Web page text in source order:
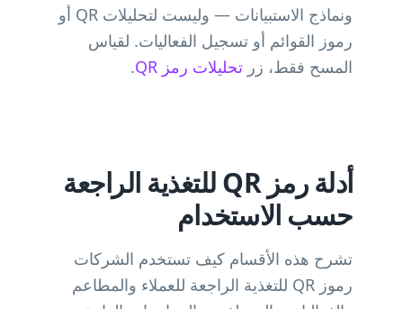
ونماذج الاستبيانات — وليست لتحليلات QR أو
رموز القوائم أو تسجيل الفعاليات. لقياس
المسح فقط، زر تحليلات رمز QR .
أدلة رمز QR للتغذية الراجعة
حسب الاستخدام
تشرح هذه الأقسام كيف تستخدم الشركات
رموز QR للتغذية الراجعة للعملاء والمطاعم